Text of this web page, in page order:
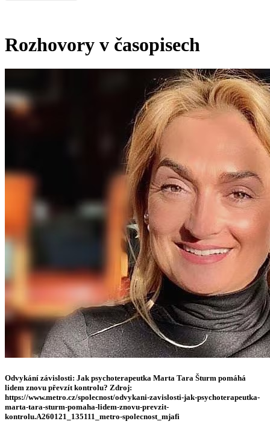
Rozhovory v časopisech
Odvykání závislosti: Jak psychoterapeutka Marta Tara Šturm pomáhá
lidem znovu převzít kontrolu? Zdroj:
https://www.metro.cz/spolecnost/odvykani-zavislosti-jak-psychoterapeutka-
marta-tara-sturm-pomaha-lidem-znovu-prevzit-
kontrolu.A260121_135111_metro-spolecnost_mjafi